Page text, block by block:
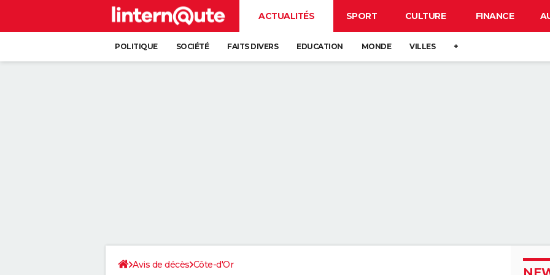
ACTUALITÉS SPORT CULTURE FINANCE
POLITIQUE SOCIÉTÉ FAITS DIVERS EDUCATION MONDE VILLES +
Avis de décès Côte-d'Or